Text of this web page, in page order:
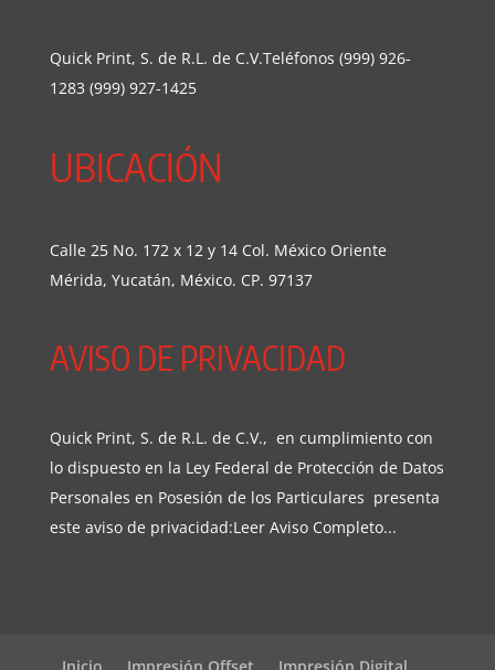
Quick Print, S. de R.L. de C.V.Teléfonos (999) 926-
1283 (999) 927-1425
UBICACIÓN
Calle 25 No. 172 x 12 y 14 Col. México Oriente
Mérida, Yucatán, México. CP. 97137
AVISO DE PRIVACIDAD
Quick Print, S. de R.L. de C.V., en cumplimiento con
lo dispuesto en la Ley Federal de Protección de Datos
Personales en Posesión de los Particulares presenta
este aviso de privacidad:Leer Aviso Completo...